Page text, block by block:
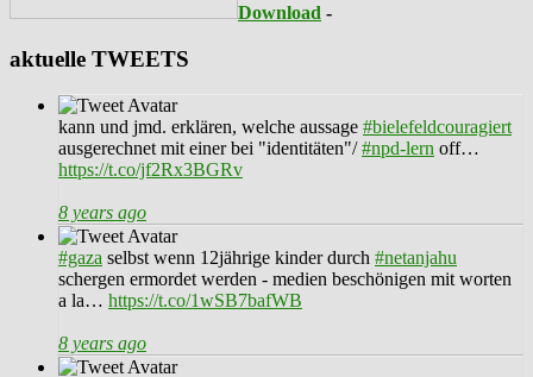
Download -
aktuelle TWEETS
kann und jmd. erklären, welche aussage #bielefeldcouragiert
ausgerechnet mit einer bei "identitäten"/#npd-lern off…
https://t.co/jf2Rx3BGRv
8 years ago
#gaza selbst wenn 12jährige kinder durch #netanjahu
schergen ermordet werden - medien beschönigen mit worten
a la… https://t.co/1wSB7bafWB
8 years ago